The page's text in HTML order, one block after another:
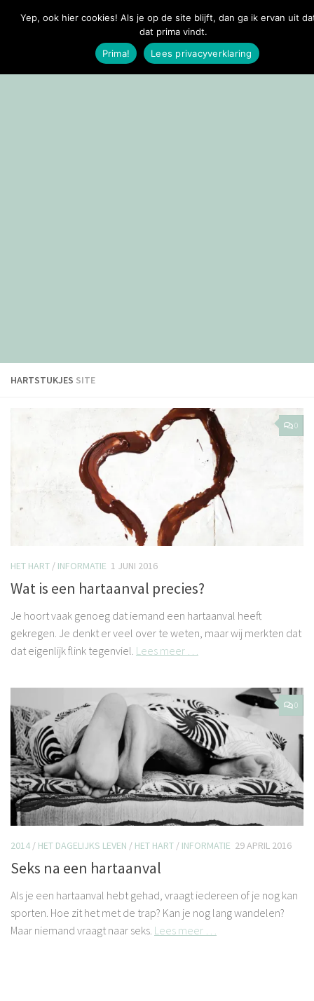
Doorgaan naar inhoud
HARTSTUKJES SITE
0
HET HART / INFORMATIE 1 JUNI 2016
Wat is een hartaanval precies?
Je hoort vaak genoeg dat iemand een hartaanval heeft
gekregen. Je denkt er veel over te weten, maar wij merkten dat
dat eigenlijk flink tegenviel. Lees meer …
0
2014 / HET DAGELIJKS LEVEN / HET HART / INFORMATIE 29 APRIL 2016
Seks na een hartaanval
Als je een hartaanval hebt gehad, vraagt iedereen of je nog kan
sporten. Hoe zit het met de trap? Kan je nog lang wandelen?
Maar niemand vraagt naar seks. Lees meer …
Yep, ook hier cookies! Als je op de site blijft, dan ga ik ervan uit
dat prima vindt.
Prima!
Lees privacyverklaring